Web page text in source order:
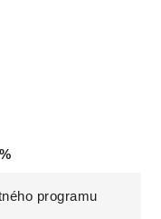
%
programu